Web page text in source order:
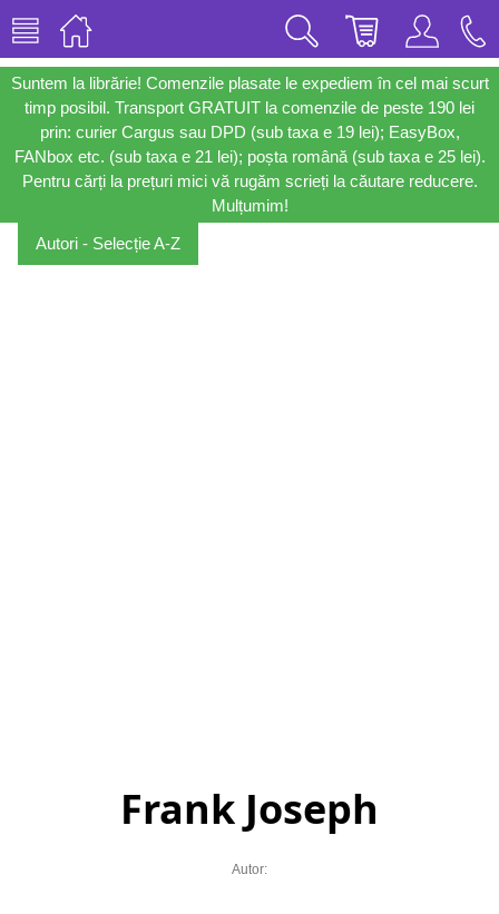
Suntem la librărie! Comenzile plasate le expediem în cel mai scurt
timp posibil. Transport GRATUIT la comenzile de peste 190 lei
prin: curier Cargus sau DPD (sub taxa e 19 lei); EasyBox,
FANbox etc. (sub taxa e 21 lei); poșta română (sub taxa e 25 lei).
Pentru cărți la prețuri mici vă rugăm scrieți la căutare reducere.
Mulțumim!
Autori - Selecție A-Z
Frank Joseph
Autor: